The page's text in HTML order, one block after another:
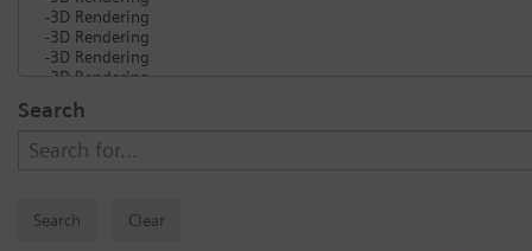
Search